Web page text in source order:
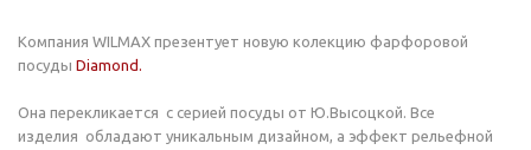
Компания WILMAX презентует новую колекцию фарфоровой
посуды Diamond.
Она перекликается с серией посуды от Ю.Высоцкой. Все
изделия обладают уникальным дизайном, а эффект рельефной